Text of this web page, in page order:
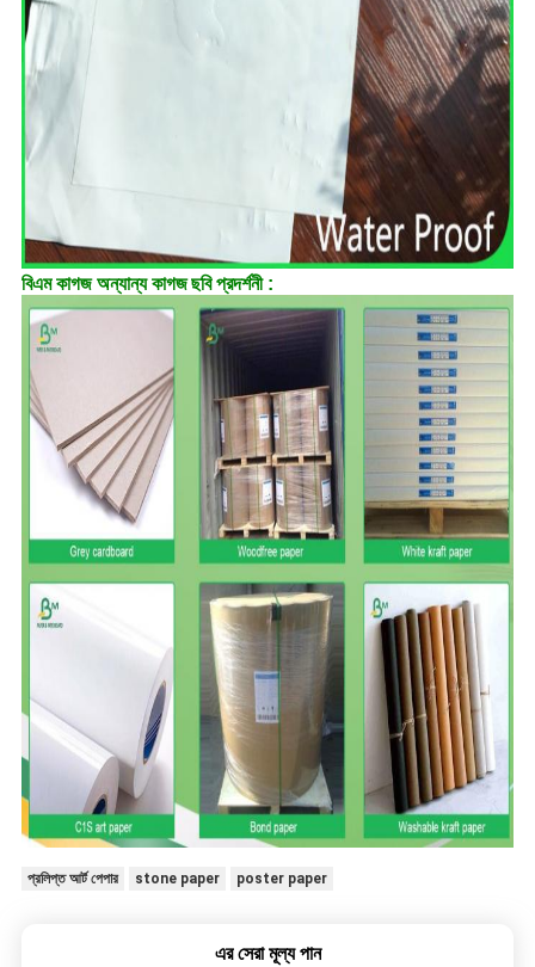
বিএম কাগজ অন্যান্য কাগজছবি প্রদর্শনী :
প্রলিপ্ত আর্ট পেপার stone paper poster paper
এর সেরা মূল্য পান